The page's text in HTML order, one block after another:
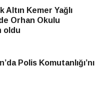
Altın Kemer Yağlı
Orhan Okulu
oldu
Polis Komutanlığı’nı